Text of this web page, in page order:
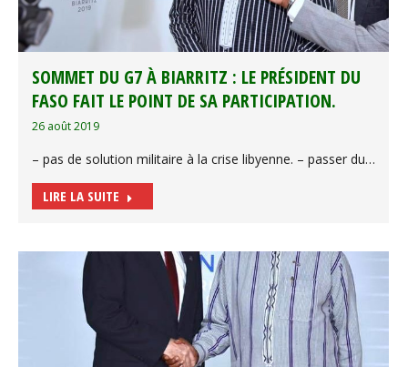
SOMMET DU G7 À BIARRITZ : LE PRÉSIDENT DU
FASO FAIT LE POINT DE SA PARTICIPATION.
26 août 2019
– pas de solution militaire à la crise libyenne. – passer du…
LIRE LA SUITE